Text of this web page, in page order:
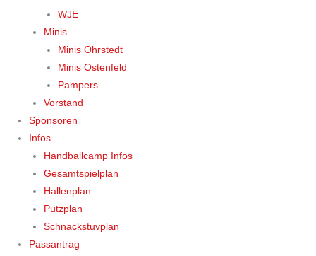
WJE
Minis
Minis Ohrstedt
Minis Ostenfeld
Pampers
Vorstand
Sponsoren
Infos
Handballcamp Infos
Gesamtspielplan
Hallenplan
Putzplan
Schnackstuvplan
Passantrag